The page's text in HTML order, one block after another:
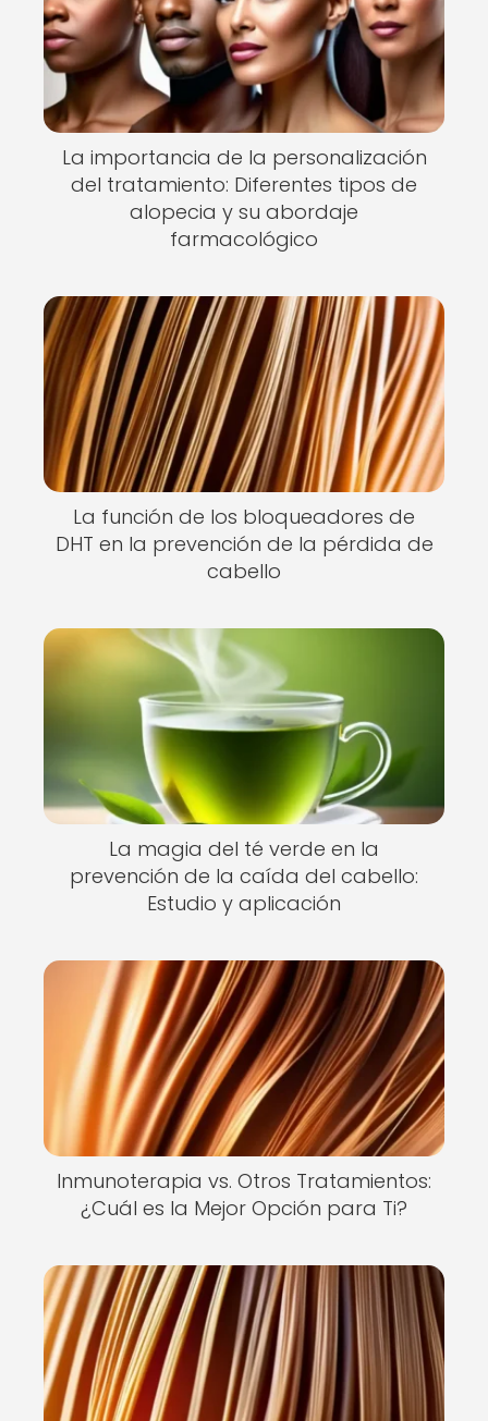
La importancia de la personalización
del tratamiento: Diferentes tipos de
alopecia y su abordaje
farmacológico
La función de los bloqueadores de
DHT en la prevención de la pérdida de
cabello
La magia del té verde en la
prevención de la caída del cabello:
Estudio y aplicación
Inmunoterapia vs. Otros Tratamientos:
¿Cuál es la Mejor Opción para Ti?